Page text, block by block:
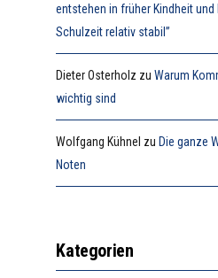
entstehen in früher Kindheit und
Schulzeit relativ stabil”
Dieter Osterholz zuWarum
wichtig sind
Wolfgang Kühnel zu Die ganze
Noten
Kategorien